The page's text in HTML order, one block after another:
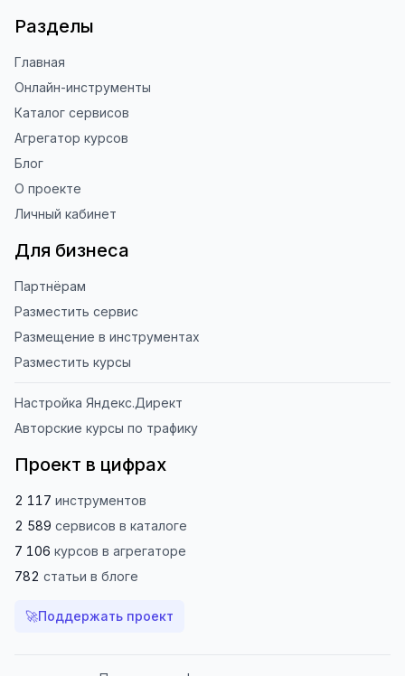
Разделы
Главная
Онлайн-инструменты
Каталог сервисов
Агрегатор курсов
Блог
О проекте
Личный кабинет
Для бизнеса
Партнёрам
Разместить сервис
Размещение в инструментах
Разместить курсы
Настройка Яндекс.Директ
Авторские курсы по трафику
Проект в цифрах
2 117 инструментов
2 589 сервисов в каталоге
7 106 курсов в агрегаторе
782 статьи в блоге
🚀Поддержать проект